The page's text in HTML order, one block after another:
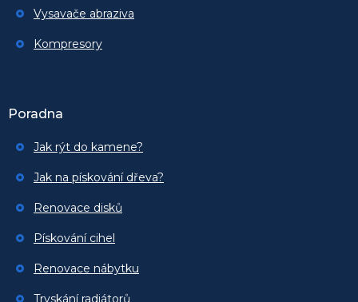
Vysavače abraziva
Kompresory
Poradna
Jak rýt do kamene?
Jak na pískování dřeva?
Renovace disků
Pískování cihel
Renovace nábytku